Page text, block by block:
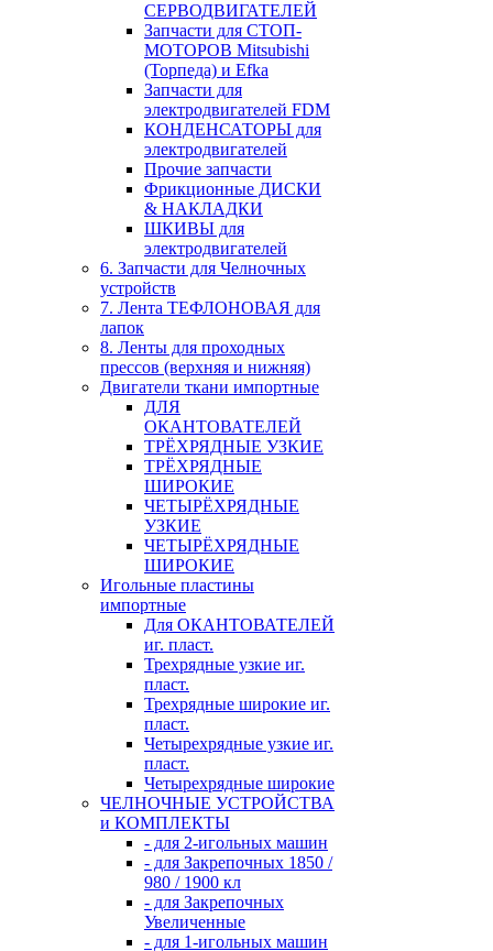
СЕРВОДВИГАТЕЛЕЙ
Запчасти для СТОП-
МОТОРОВ Mitsubishi
(Торпеда) и Efka
Запчасти для
электродвигателей FDM
КОНДЕНСАТОРЫ для
электродвигателей
Прочие запчасти
Фрикционные ДИСКИ
& НАКЛАДКИ
ШКИВЫ для
электродвигателей
6. Запчасти для Челночных
устройств
7. Лента ТЕФЛОНОВАЯ для
лапок
8. Ленты для проходных
прессов (верхняя и нижняя)
Двигатели ткани импортные
ДЛЯ
ОКАНТОВАТЕЛЕЙ
ТРЁХРЯДНЫЕ УЗКИЕ
ТРЁХРЯДНЫЕ
ШИРОКИЕ
ЧЕТЫРЁХРЯДНЫЕ
УЗКИЕ
ЧЕТЫРЁХРЯДНЫЕ
ШИРОКИЕ
Игольные пластины
импортные
Для ОКАНТОВАТЕЛЕЙ
иг. пласт.
Трехрядные узкие иг.
пласт.
Трехрядные широкие иг.
пласт.
Четырехрядные узкие иг.
пласт.
Четырехрядные широкие
ЧЕЛНОЧНЫЕ УСТРОЙСТВА
и КОМПЛЕКТЫ
- для 2-игольных машин
- для Закрепочных 1850 /
980 / 1900 кл
- для Закрепочных
Увеличенные
- для 1-игольных машин